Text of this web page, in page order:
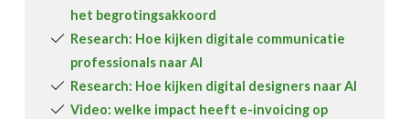
het begrotingsakkoord
Research: Hoe kijken digitale communicatie
professionals naar AI
Research: Hoe kijken digital designers naar AI
Video: welke impact heeft e-invoicing op